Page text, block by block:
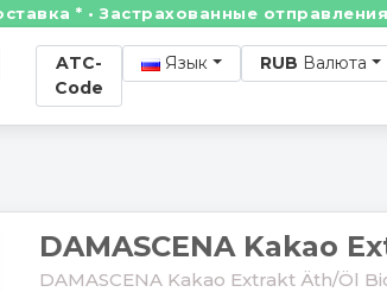
* • Застрахованные отправления
ATC-
Code
Язык RUB Валюта
DAMASCENA Kakao
DAMASCENA Kakao Extrakt Äth/Öl